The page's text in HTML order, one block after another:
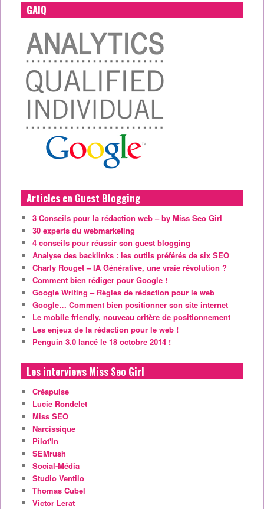
GAIQ
Articles en Guest Blogging
3 Conseils pour la rédaction web – by Miss Seo Girl
30 experts du webmarketing
4 conseils pour réussir son guest blogging
Analyse des backlinks : les outils préférés de six SEO
Charly Rouget – IA Générative, une vraie révolution ?
Comment bien rédiger pour Google !
Google Writing – Règles de rédaction pour le web
Google… Comment bien positionner son site internet
Le mobile friendly, nouveau critère de positionnement
Les enjeux de la rédaction pour le web !
Penguin 3.0 lancé le 18 octobre 2014 !
Les interviews Miss Seo Girl
Créapulse
Lucie Rondelet
Miss SEO
Narcissique
Pilot'In
SEMrush
Social-Média
Studio Ventilo
Thomas Cubel
Victor Lerat